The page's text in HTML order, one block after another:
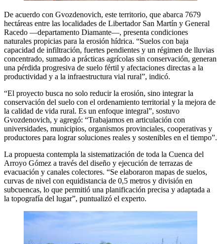
De acuerdo con Gvozdenovich, este territorio, que abarca 7679
hectáreas entre las localidades de Libertador San Martín y General
Racedo —departamento Diamante—, presenta condiciones
naturales propicias para la erosión hídrica. “Suelos con baja
capacidad de infiltración, fuertes pendientes y un régimen de lluvias
concentrado, sumado a prácticas agrícolas sin conservación, generan
una pérdida progresiva de suelo fértil y afectaciones directas a la
productividad y a la infraestructura vial rural”, indicó.
“El proyecto busca no solo reducir la erosión, sino integrar la
conservación del suelo con el ordenamiento territorial y la mejora de
la calidad de vida rural. Es un enfoque integral”, sostuvo
Gvozdenovich, y agregó: “Trabajamos en articulación con
universidades, municipios, organismos provinciales, cooperativas y
productores para lograr soluciones reales y sostenibles en el tiempo”.
La propuesta contempla la sistematización de toda la Cuenca del
Arroyo Gómez a través del diseño y ejecución de terrazas de
evacuación y canales colectores. “Se elaboraron mapas de suelos,
curvas de nivel con equidistancia de 0,5 metros y división en
subcuencas, lo que permitió una planificación precisa y adaptada a
la topografía del lugar”, puntualizó el experto.